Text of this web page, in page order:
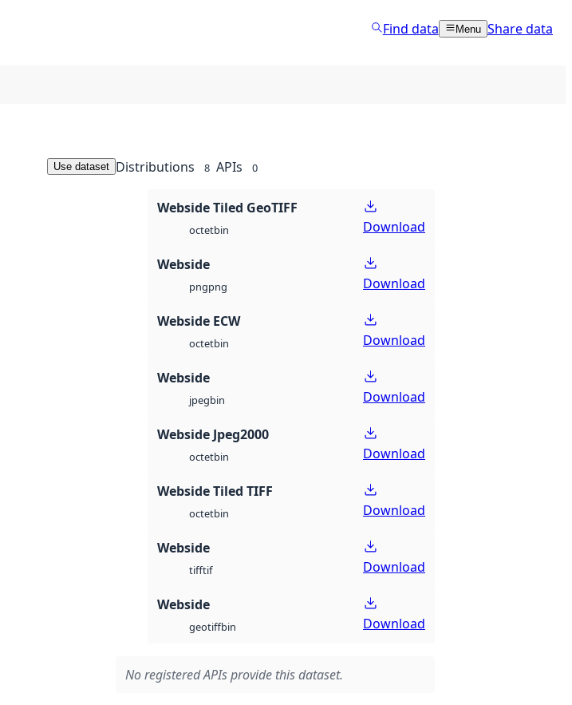
Find data Menu Share data
Use dataset Distributions 8 APIs 0
Webside Tiled GeoTIFF
octetbin Download
Webside
pngpng Download
Webside ECW
octetbin Download
Webside
jpegbin Download
Webside Jpeg2000
octetbin Download
Webside Tiled TIFF
octetbin Download
Webside
tifftif Download
Webside
geotiffbin Download
No registered APIs provide this dataset.